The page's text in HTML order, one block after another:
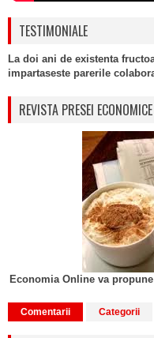
TESTIMONIALE
La doi ani de existenta
impartaseste parerile
REVISTA PRESEI
Economia Online va
Comentarii Categorii